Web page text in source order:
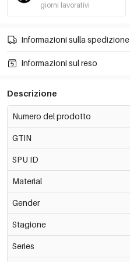
giorni lavorativi
Informazioni sulla spedizione
Informazioni sul reso
Descrizione
Numero del prodotto
GTIN
SPU ID
Material
Gender
Stagione
Series